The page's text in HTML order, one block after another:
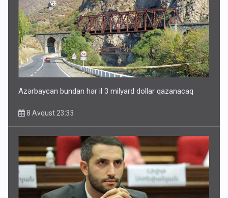
Azərbaycan bundan hər il 3 milyard dollar qazanacaq
8 Avqust 23:33